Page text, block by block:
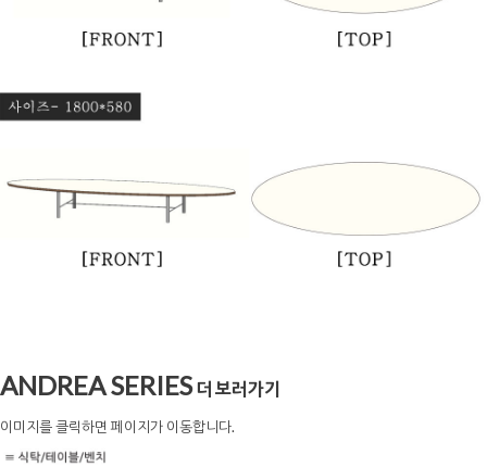
ANDREA SERIES 더 보러가기
이미지를 클릭하면 페이지가 이동합니다.